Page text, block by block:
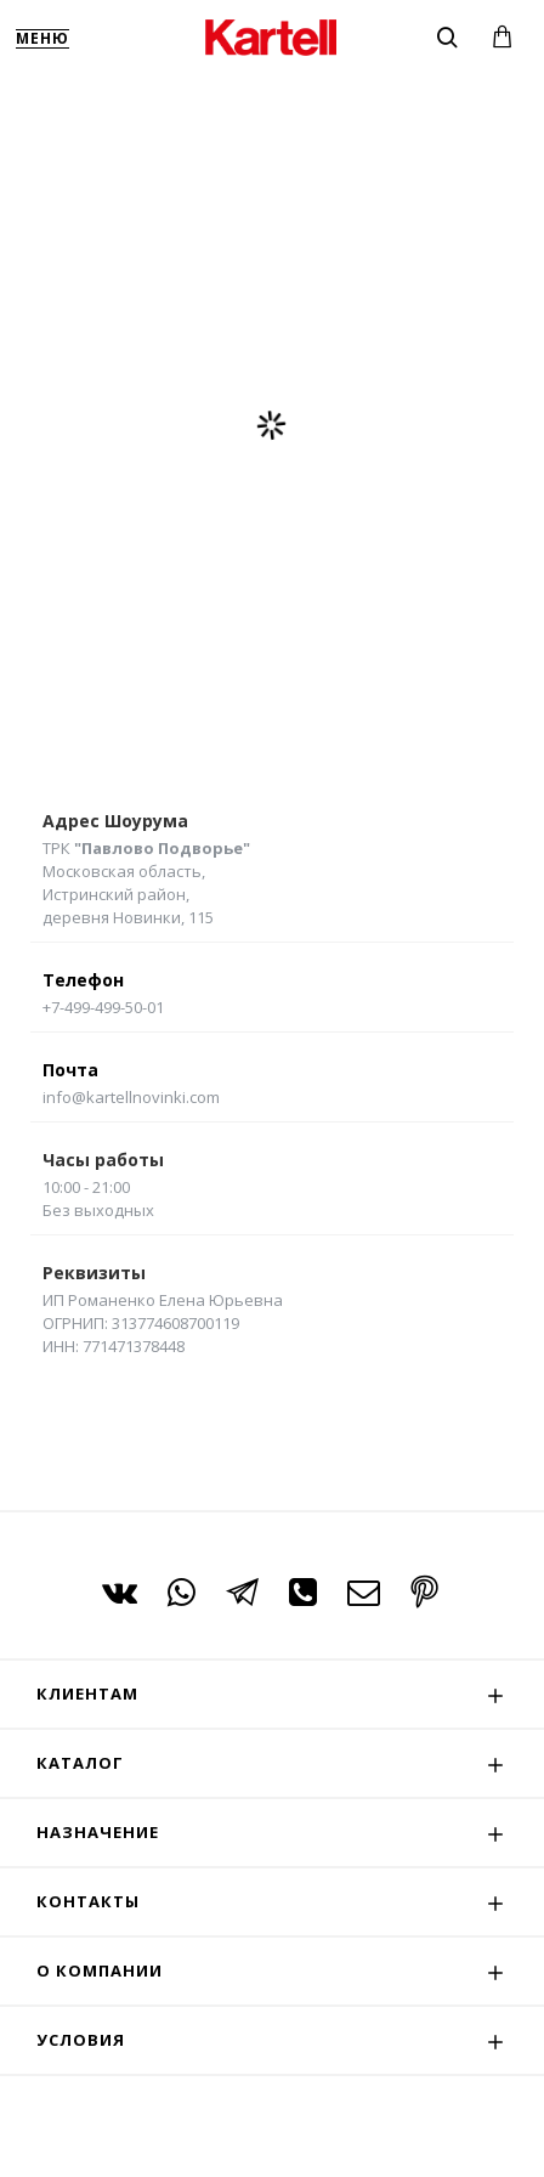
Адрес Шоурума
ТРК "Павлово Подворье"
Московская область,
Истринский район,
деревня Новинки, 115
Телефон
+7-499-499-50-01
Почта
info@kartellnovinki.com
Часы работы
10:00 - 21:00
Без выходных
Реквизиты
ИП Романенко Елена Юрьевна
ОГРНИП: 313774608700119
ИНН: 771471378448
КЛИЕНТАМ
КАТАЛОГ
НАЗНАЧЕНИЕ
КОНТАКТЫ
О КОМПАНИИ
УСЛОВИЯ